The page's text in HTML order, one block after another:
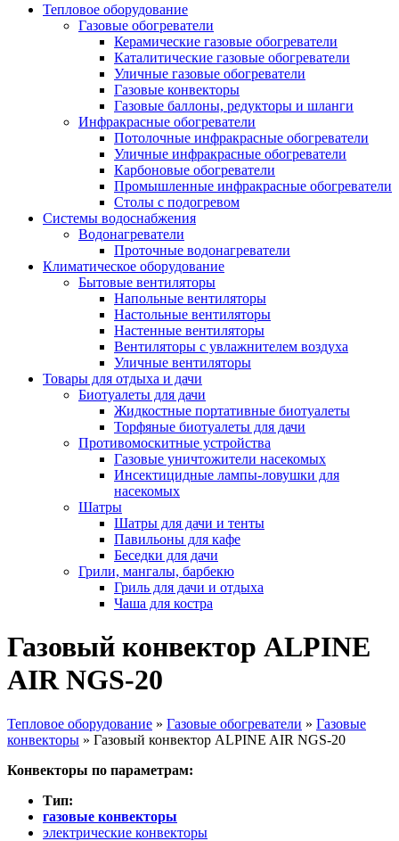
Тепловое оборудование
Газовые обогреватели
Керамические газовые обогреватели
Каталитические газовые обогреватели
Уличные газовые обогреватели
Газовые конвекторы
Газовые баллоны, редукторы и шланги
Инфракрасные обогреватели
Потолочные инфракрасные обогреватели
Уличные инфракрасные обогреватели
Карбоновые обогреватели
Промышленные инфракрасные обогреватели
Столы с подогревом
Системы водоснабжения
Водонагреватели
Проточные водонагреватели
Климатическое оборудование
Бытовые вентиляторы
Напольные вентиляторы
Настольные вентиляторы
Настенные вентиляторы
Вентиляторы с увлажнителем воздуха
Уличные вентиляторы
Товары для отдыха и дачи
Биотуалеты для дачи
Жидкостные портативные биотуалеты
Торфяные биотуалеты для дачи
Противомоскитные устройства
Газовые уничтожители насекомых
Инсектицидные лампы-ловушки для
насекомых
Шатры
Шатры для дачи и тенты
Павильоны для кафе
Беседки для дачи
Грили, мангалы, барбекю
Гриль для дачи и отдыха
Чаша для костра
Газовый конвектор ALPINE
AIR NGS-20
Вы здесь
Тепловое оборудование » Газовые обогреватели » Газовые
конвекторы » Газовый конвектор ALPINE AIR NGS-20
Конвекторы по параметрам:
Тип:
газовые конвекторы
электрические конвекторы